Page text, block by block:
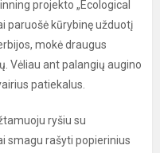
projekto „Ecological
paruošė kūrybinę užduotį
mokė draugus
Vėliau ant palangių augino
patiekalus.
ryšiu su
smagu rašyti popierinius